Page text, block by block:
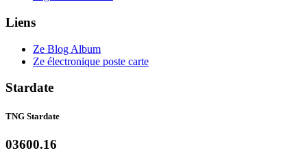
Liens
Ze Blog Album
Ze électronique poste carte
Stardate
TNG Stardate
03600.16